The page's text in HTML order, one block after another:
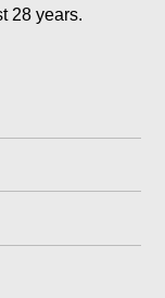
28 years.